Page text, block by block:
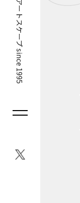
アートスケープ since 1995